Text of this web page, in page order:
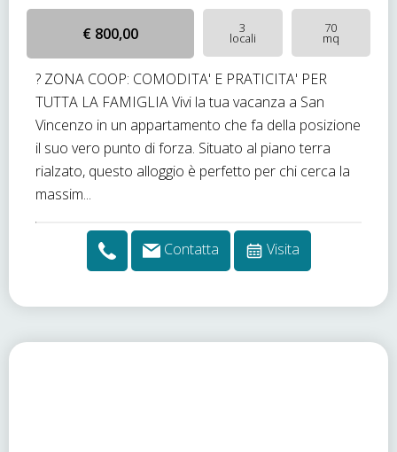
€ 800,00 3
locali
70
mq
? ZONA COOP: COMODITA' E PRATICITA' PER
TUTTA LA FAMIGLIA Vivi la tua vacanza a San
Vincenzo in un appartamento che fa della posizione
il suo vero punto di forza. Situato al piano terra
rialzato, questo alloggio è perfetto per chi cerca la
massim...
Contatta Visita